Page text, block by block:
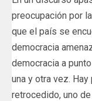
preocupación por
que el país se
democracia
democracia a
una y otra vez.
retrocedido, uno